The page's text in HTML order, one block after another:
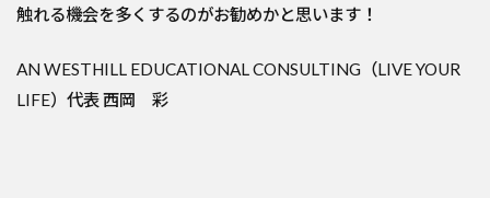
触れる機会を多くするのがお勧めかと思います！
AN WESTHILL EDUCATIONAL CONSULTING（LIVE YOUR
LIFE）代表 西岡 彩